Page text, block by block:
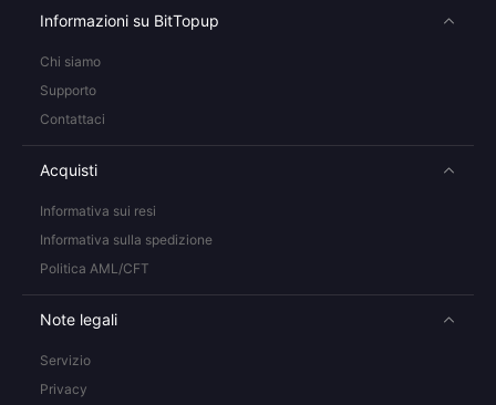
Informazioni su BitTopup
Chi siamo
Supporto
Contattaci
Acquisti
Informativa sui resi
Informativa sulla spedizione
Politica AML/CFT
Note legali
Servizio
Privacy